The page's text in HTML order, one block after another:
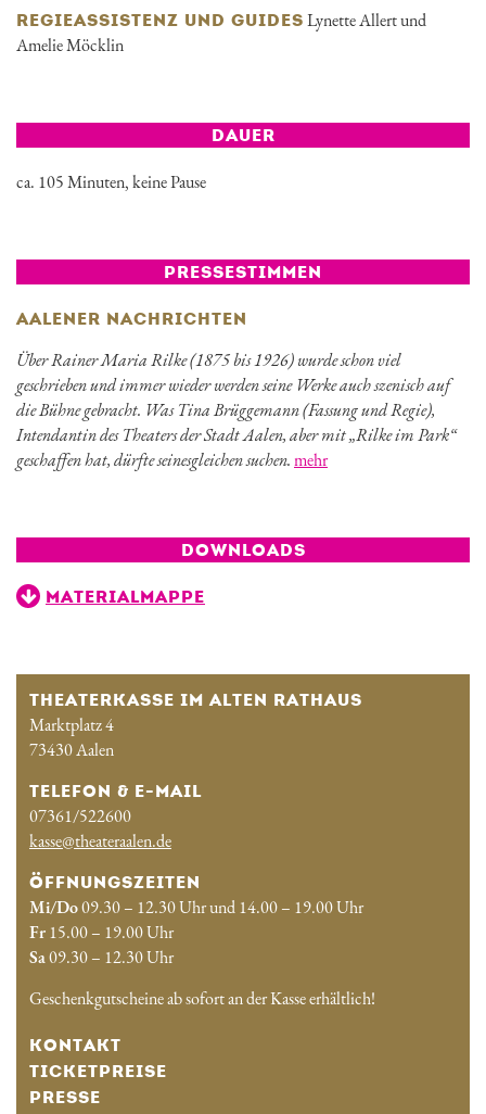
REGIEASSISTENZ UND GUIDES Lynette Allert und
Amelie Möcklin
DAUER
ca. 105 Minuten, keine Pause
PRESSESTIMMEN
AALENER NACHRICHTEN
Über Rainer Maria Rilke (1875 bis 1926) wurde schon viel
geschrieben und immer wieder werden seine Werke auch szenisch auf
die Bühne gebracht. Was Tina Brüggemann (Fassung und Regie),
Intendantin des Theaters der Stadt Aalen, aber mit „Rilke im Park“
geschaffen hat, dürfte seinesgleichen suchen.mehr
DOWNLOADS
MATERIALMAPPE
THEATERKASSE IM ALTEN RATHAUS
Marktplatz 4
73430 Aalen
TELEFON & E-MAIL
07361/522600
kasse@theateraalen.de
ÖFFNUNGSZEITEN
Mi/Do09.30 – 12.30 Uhr und 14.00 – 19.00 Uhr
Fr15.00 – 19.00 Uhr
Sa09.30 – 12.30 Uhr
Geschenkgutscheine ab sofort an der Kasse erhältlich!
KONTAKT
TICKETPREISE
PRESSE